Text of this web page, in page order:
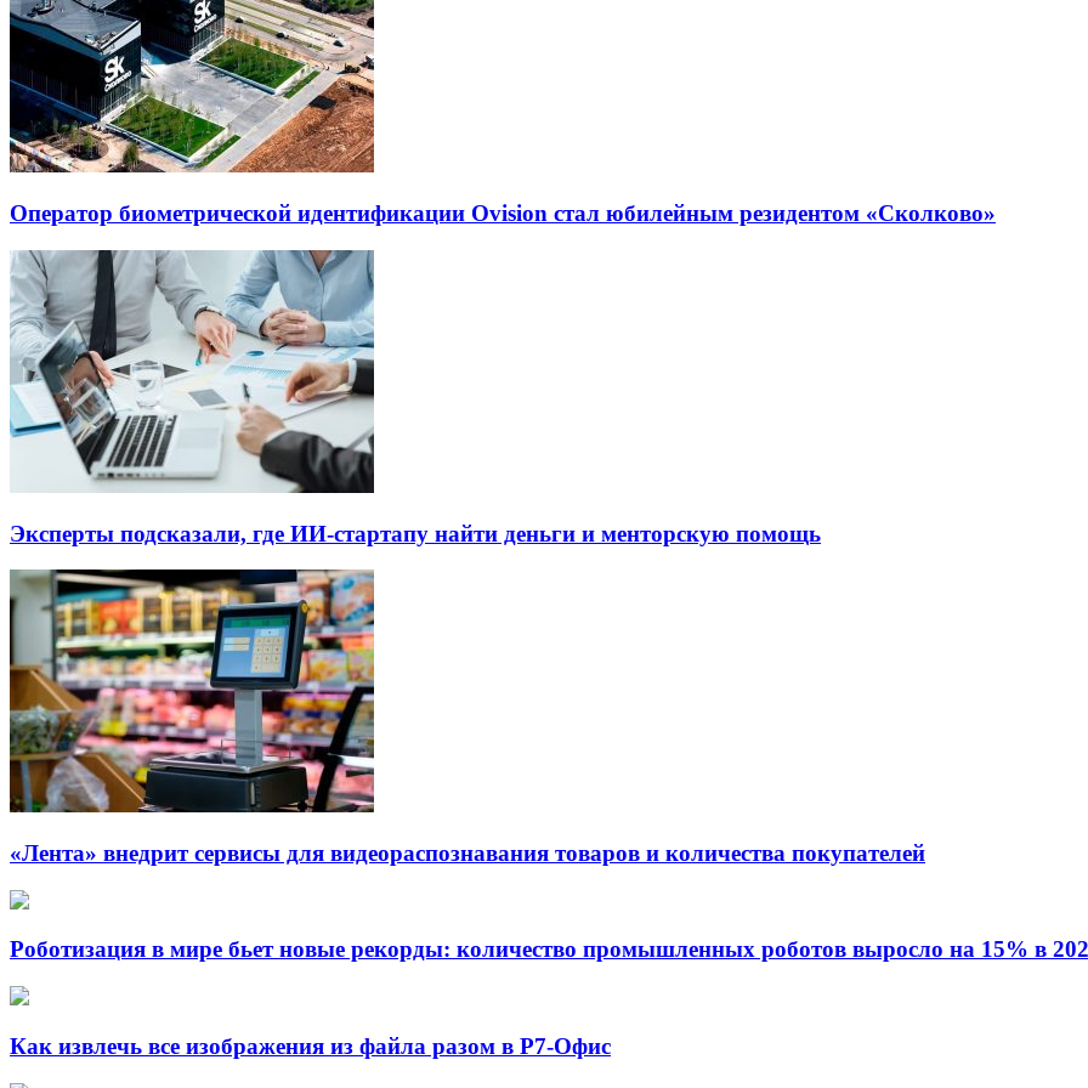
Оператор биометрической идентификации Ovision стал юбилейным резидентом «Сколково»
Эксперты подсказали, где ИИ-стартапу найти деньги и менторскую помощь
«Лента» внедрит сервисы для видеораспознавания товаров и количества покупателей
Роботизация в мире бьет новые рекорды: количество промышленных роботов выросло на 15% в
Как извлечь все изображения из файла разом в Р7-Офис